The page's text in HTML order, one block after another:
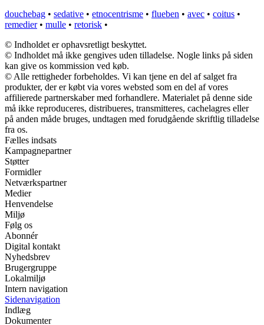
douchebag • sedative • etnocentrisme • flueben • avec • coitus •
remedier• mulle • retorisk •
© Indholdet er ophavsretligt beskyttet.
© Indholdet må ikke gengives uden tilladelse. Nogle links på siden
kan give os kommission ved køb.
© Alle rettigheder forbeholdes. Vi kan tjene en del af salget fra
produkter, der er købt via vores websted som en del af vores
affilierede partnerskaber med forhandlere. Materialet på denne side
må ikke reproduceres, distribueres, transmitteres, cachelagres eller
på anden måde bruges, undtagen med forudgående skriftlig tilladelse
fra os.
Fælles indsats
Kampagnepartner
Støtter
Formidler
Netværkspartner
Medier
Henvendelse
Miljø
Følg os
Abonnér
Digital kontakt
Nyhedsbrev
Brugergruppe
Lokalmiljø
Intern navigation
Sidenavigation
Indlæg
Dokumenter